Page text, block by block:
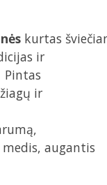
kurtas
ir
Pintas
ir
augantis